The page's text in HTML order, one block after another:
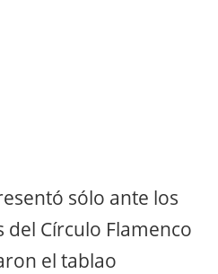
sólo ante los
del Círculo Flamenco
el tablao